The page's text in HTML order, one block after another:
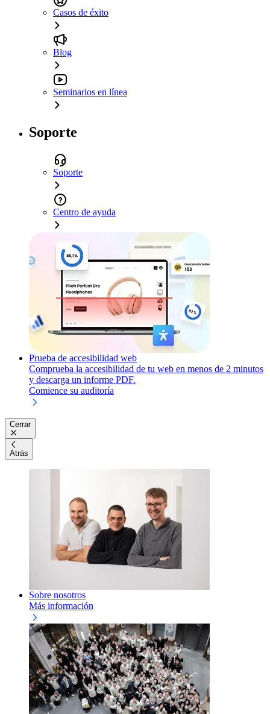
Casos de éxito
Blog
Seminarios en línea
Soporte
Soporte
Centro de ayuda
Prueba de accesibilidad web
Comprueba la accesibilidad de tu web en menos de 2 minutos
y descarga un informe PDF.
Comience su auditoría
Cerrar
Atrás
Sobre nosotros
Más información